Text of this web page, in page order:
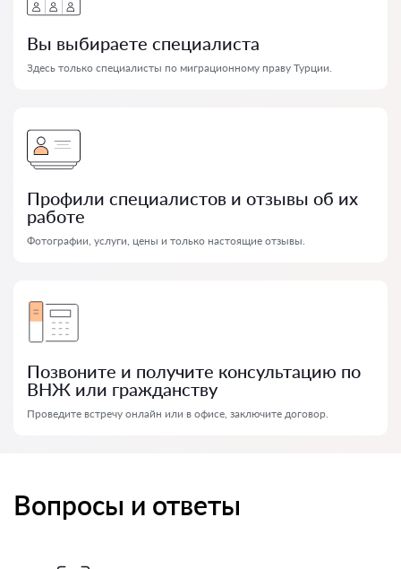
Вы выбираете специалиста
Здесь только специалисты по миграционному праву Турции.
Профили специалистов и отзывы об их
работе
Фотографии, услуги, цены и только настоящие отзывы.
Позвоните и получите консультацию по
ВНЖ или гражданству
Проведите встречу онлайн или в офисе, заключите договор.
Вопросы и ответы